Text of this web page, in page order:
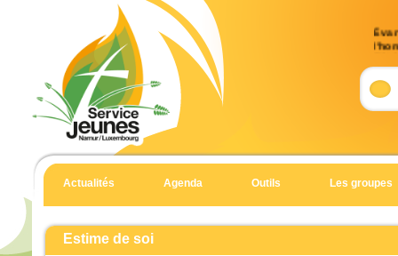
pour
Actualités Agenda Outils Les groupes
Estime de soi